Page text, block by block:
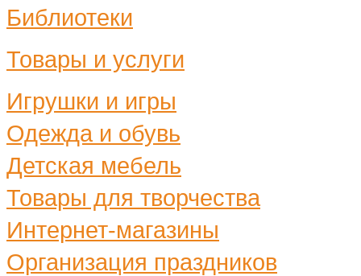
Библиотеки
Товары и услуги
Игрушки и игры
Одежда и обувь
Детская мебель
Товары для творчества
Интернет-магазины
Организация праздников